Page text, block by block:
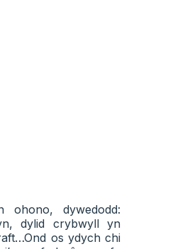
ohono, dywedodd:
dylid crybwyll yn
os ydych chi